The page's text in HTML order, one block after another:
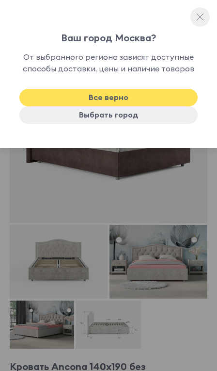
наличии
Кровать Ancona 140x190 без
Ваш город Москва?
От выбранного региона зависят доступные
способы доставки, цены и наличие товаров
Все верно
Выбрать город